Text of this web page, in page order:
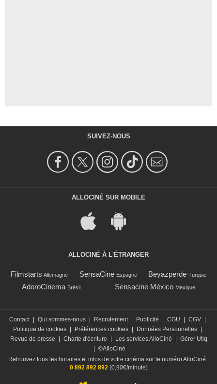
SUIVEZ-NOUS
ALLOCINÉ SUR MOBILE
ALLOCINÉ À L'ÉTRANGER
Filmstarts Allemagne SensaCine Espagne Beyazperde Turquie
AdoroCinema Brésil Sensacine México Mexique
Contact | Qui sommes-nous | Recrutement | Publicité | CGU | CGV |
Politique de cookies | Préférences cookies | Données Personnelles |
Revue de presse
| Charte d'écriture | Les services AlloCiné | Gérer Utiq
| ©AlloCiné
Retrouvez tous les horaires et infos de votre cinéma sur le numéro AlloCiné :
0 892 892 892 (0,90€/minute)